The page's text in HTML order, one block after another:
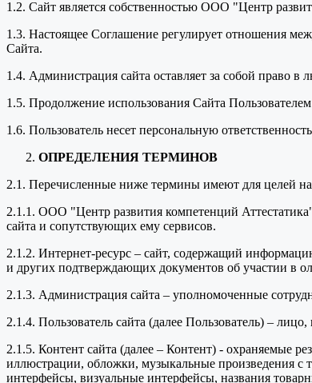
1.2. Сайт является собственностью ООО "Центр
1.3. Настоящее Соглашение регулирует отношения
Сайта.
1.4. Администрация сайта оставляет за собой право в
1.5. Продолжение использования Сайта
1.6. Пользователь несет персональную
ОПРЕДЕЛЕНИЯ ТЕРМИНОВ
2.1. Перечисленные ниже термины имеют для целей
2.1.1. ООО "Центр развития компетенций
сайта и сопутствующих ему сервисов.
2.1.2. Интернет-ресурс – сайт, содержащий
и других подтверждающих документов об участии в
2.1.3. Администрация сайта – уполномоченные
2.1.4. Пользователь сайта (далее Пользователь) –
2.1.5. Контент сайта (далее – Контент) - охраняемые
иллюстрации, обложки, музыкальные произведения с
интерфейсы, визуальные интерфейсы, названия